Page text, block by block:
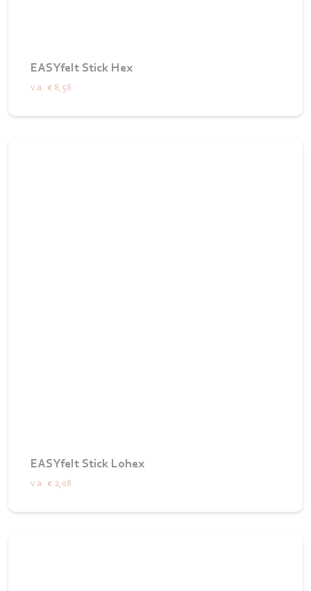
EASYfelt Stick Hex
v.a. € 8,58
EASYfelt Stick Lohex
v.a. € 2,08